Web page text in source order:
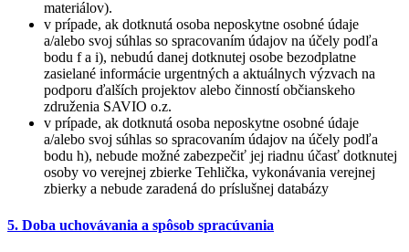
materiálov).
v prípade, ak dotknutá osoba neposkytne osobné údaje
a/alebo svoj súhlas so spracovaním údajov na účely podľa
bodu f a i), nebudú danej dotknutej osobe bezodplatne
zasielané informácie urgentných a aktuálnych výzvach na
podporu ďalších projektov alebo činností občianskeho
združenia SAVIO o.z.
v prípade, ak dotknutá osoba neposkytne osobné údaje
a/alebo svoj súhlas so spracovaním údajov na účely podľa
bodu h), nebude možné zabezpečiť jej riadnu účasť dotknutej
osoby vo verejnej zbierke Tehlička, vykonávania verejnej
zbierky a nebude zaradená do príslušnej databázy
5. Doba uchovávania a spôsob spracúvania